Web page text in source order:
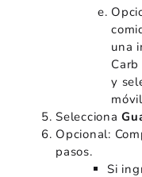
una
y
Selecciona
Opcional:
pasos.
Si